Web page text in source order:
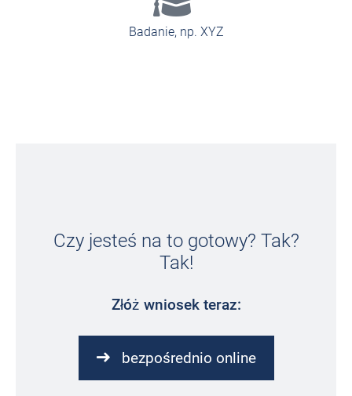
Badanie, np. XYZ
Czy jesteś na to gotowy? Tak?
Tak!
Złóż wniosek teraz:
bezpośrednio online